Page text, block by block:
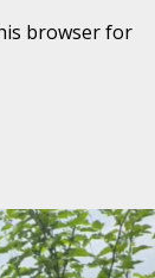
browser for